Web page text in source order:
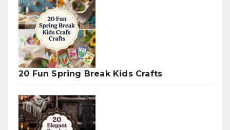
20 Fun Spring Break Kids Crafts